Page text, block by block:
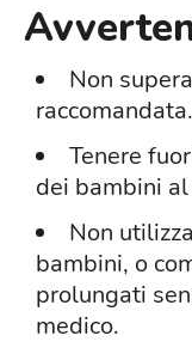
Non
raccomandata.
Tenere
dei bambini
Non
bambini, o
prolungati
medico.